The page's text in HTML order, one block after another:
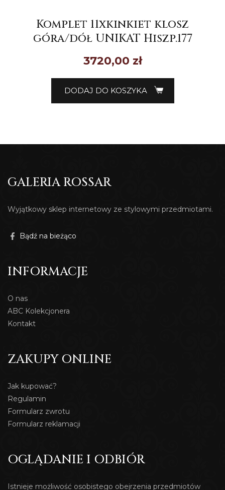
Komplet 11xkinkiet klosz
góra/dół UNIKAT Hiszp.177
3720,00 zł
DODAJ DO KOSZYKA
GALERIA ROSSAR
Wyjątkowy sklep internetowy ze stylowymi przedmiotami.
Bądź na bieżąco
INFORMACJE
O nas
ABC Kolekcjonera
Kontakt
ZAKUPY ONLINE
Jak kupować?
Regulamin
Formularz zwrotu
Formularz reklamacji
OGLĄDANIE I ODBIÓR
Istnieje możliwość osobistego obejrzenia przedmiotów